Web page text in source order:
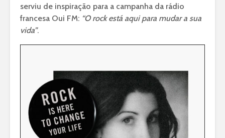
serviu de inspiração para a campanha da rádio
francesa Oui FM: “O rock está aqui para mudar a sua
vida”.